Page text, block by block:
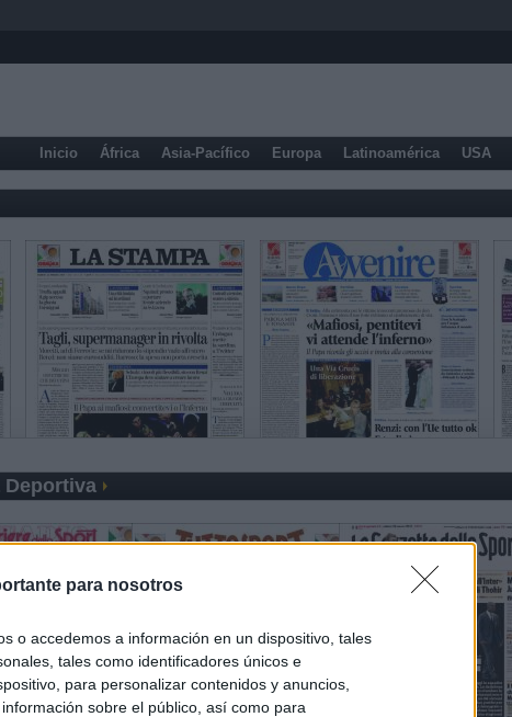
para nosotros
o accedemos a información en un dispositivo, tales
tales como identificadores únicos e
para personalizar contenidos y anuncios,
sobre el público, así como para
Inicio África Asia-Pacífico Europa Latinoamérica USA
Deportiva